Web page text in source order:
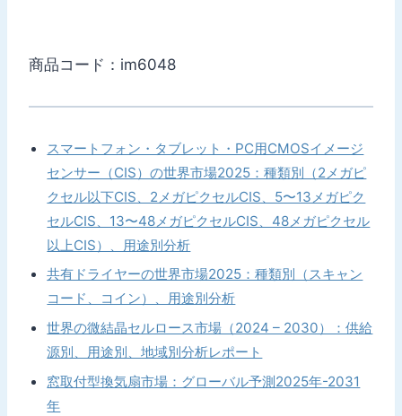
商品コード：im6048
スマートフォン・タブレット・PC用CMOSイメージ
センサー（CIS）の世界市場2025：種類別（2メガピ
クセル以下CIS、2メガピクセルCIS、5〜13メガピク
セルCIS、13〜48メガピクセルCIS、48メガピクセル
以上CIS）、用途別分析
共有ドライヤーの世界市場2025：種類別（スキャン
コード、コイン）、用途別分析
世界の微結晶セルロース市場（2024 – 2030）：供給
源別、用途別、地域別分析レポート
窓取付型換気扇市場：グローバル予測2025年-2031
年